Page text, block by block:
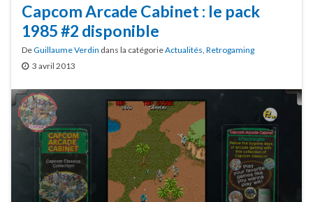
Capcom Arcade Cabinet : le pack
1985 #2 disponible
DeGuillaume Verdin dans la catégorieActualités Retrogaming
3 avril 2013